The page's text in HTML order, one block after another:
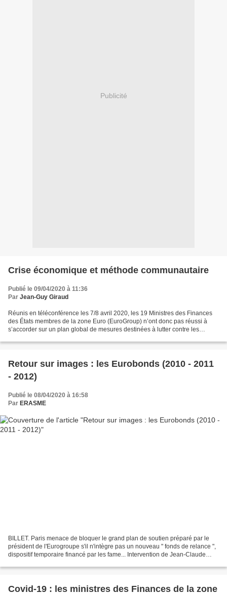
Publicité
Crise économique et méthode communautaire
Publié le 09/04/2020 à 11:36
Par Jean-Guy Giraud
Réunis en téléconférence les 7/8 avril 2020, les 19 Ministres des Finances
des États membres de la zone Euro (EuroGroup) n’ont donc pas réussi à
s’accorder sur un plan global de mesures destinées à lutter contre les
Retour sur images : les Eurobonds (2010 - 2011
- 2012)
Publié le 08/04/2020 à 16:58
Par ERASME
BILLET. Paris menace de bloquer le grand plan de soutien préparé par le
président de l'Eurogroupe s'il n'intègre pas un nouveau " fonds de relance ",
dispositif temporaire financé par les fame... Intervention de Jean-Claude
Covid-19 : les ministres des Finances de la zone